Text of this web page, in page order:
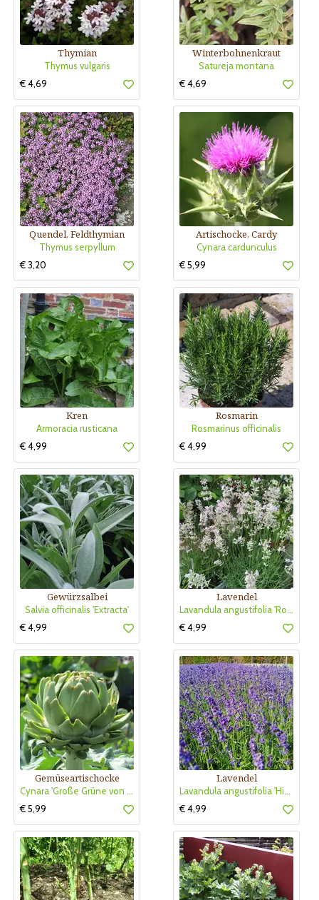
Thymian
Thymus vulgaris
€ 4,69
Winterbohnenkraut
Satureja montana
€ 4,69
Quendel, Feldthymian
Thymus serpyllum
€ 3,20
Artischocke, Cardy
Cynara cardunculus
€ 5,99
Kren
Armoracia rusticana
€ 4,99
Rosmarin
Rosmarinus officinalis
€ 4,99
Gewürzsalbei
Salvia officinalis 'Extracta'
€ 4,99
Lavendel
Lavandula angustifolia 'Rosea'
€ 4,99
Gemüseartischocke
Cynara 'Große Grüne von Neapel'
€ 5,99
Lavendel
Lavandula angustifolia 'Hidcote'
€ 4,99